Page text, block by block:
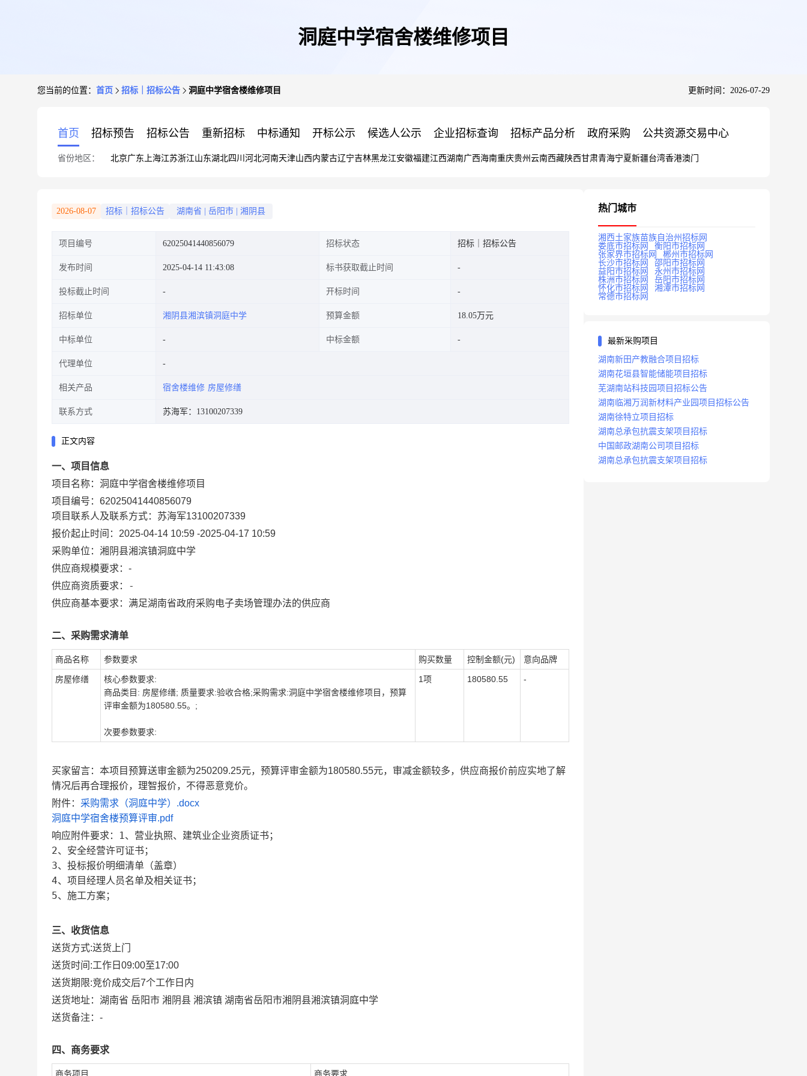
洞庭中学宿舍楼维修项目
您当前的位置： 首页 招标｜招标公告 洞庭中学宿舍楼维修项目 更新时间：2026-07-29
首页 招标预告 招标公告 重新招标 中标通知 开标公示 候选人公示 企业招标查询 招标产品分析 政府采购 公共资源交易中心
省份地区： 北京广东 上海江苏浙江山东湖北四川 河北河南天津山西内蒙古辽宁吉林黑龙江安徽福建江西湖南广西海南重庆贵州 云南西藏陕西甘肃青海宁夏新疆台湾香港澳门
2026-08-07 招标｜招标公告 湖南省 岳阳市 湘阴县
项目编号 62025041440856079 招标状态 招标｜招标公告
发布时间 2025-04-14 11:43:08 标书获取截止时间
投标截止时间 开标时间
招标单位 湘阴县湘滨镇洞庭中学 预算金额 18.05万元
中标单位 中标金额
代理单位
相关产品 宿舍楼维修 房屋修缮
联系方式 苏海军：13100207339
正文内容
一、项目信息
项目名称： 洞庭中学宿舍楼维修项目
项目编号： 62025041440856079
项目联系人及联系方式： 苏海军13100207339
报价起止时间： 2025-04-14 10:59 -2025-04-17 10:59
采购单位： 湘阴县湘滨镇洞庭中学
供应商规模要求： -
供应商资质要求：
-
供应商基本要求：满足湖南省政府采购电子卖场管理办法的供应商
二、采购需求清单
商品名称 参数要求 购买数量 控制金额(元) 意向品牌
房屋修缮
核心参数要求:
商品类目: 房屋修缮; 质量要求:验收合格;采购需求:洞庭中学宿舍楼维修项目，预算
评审金额为180580.55。;
次要参数要求:
1项 180580.55 -
买家留言：本项目预算送审金额为250209.25元，预算评审金额为180580.55元，审减金额较多，供应商报价前应实地了解
情况后再合理报价，理智报价，不得恶意竞价。
附件： 采购需求（洞庭中学）.docx
洞庭中学宿舍楼预算评审.pdf
响应附件要求：1、营业执照、建筑业企业资质证书；
2、安全经营许可证书；
3、投标报价明细清单（盖章）
4、项目经理人员名单及相关证书；
5、施工方案；
三、收货信息
送货方式:送货上门
送货时间:工作日09:00至17:00
送货期限:竞价成交后7个工作日内
送货地址： 湖南省 岳阳市 湘阴县 湘滨镇 湖南省岳阳市湘阴县湘滨镇洞庭中学
送货备注： -
四、商务要求
商务项目 商务要求
热门城市
湘西土家族苗族自治州招标网
娄底市招标网
衡阳市招标网
张家界市招标网
郴州市招标网
长沙市招标网
邵阳市招标网
益阳市招标网
永州市招标网
株洲市招标网
岳阳市招标网
怀化市招标网
湘潭市招标网
常德市招标网
最新采购项目
湖南新田产教融合项目招标
湖南花垣县智能储能项目招标
芜湖南站科技园项目招标公告
湖南临湘万润新材料产业园项目招标公告
湖南徐特立项目招标
湖南总承包抗震支架项目招标
中国邮政湖南公司项目招标
湖南总承包抗震支架项目招标